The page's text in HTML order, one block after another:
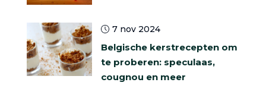
7 nov 2024
Belgische kerstrecepten om
te proberen: speculaas,
cougnou en meer